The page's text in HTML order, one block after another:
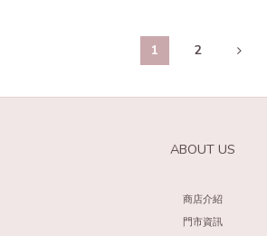
1 2
ABOUT US
商店介紹
門市資訊